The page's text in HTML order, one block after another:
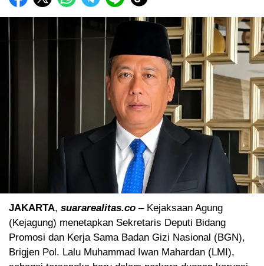
JAKARTA, suararealitas.co – Kejaksaan Agung
(Kejagung) menetapkan Sekretaris Deputi Bidang
Promosi dan Kerja Sama Badan Gizi Nasional (BGN),
Brigjen Pol. Lalu Muhammad Iwan Mahardan (LMI),